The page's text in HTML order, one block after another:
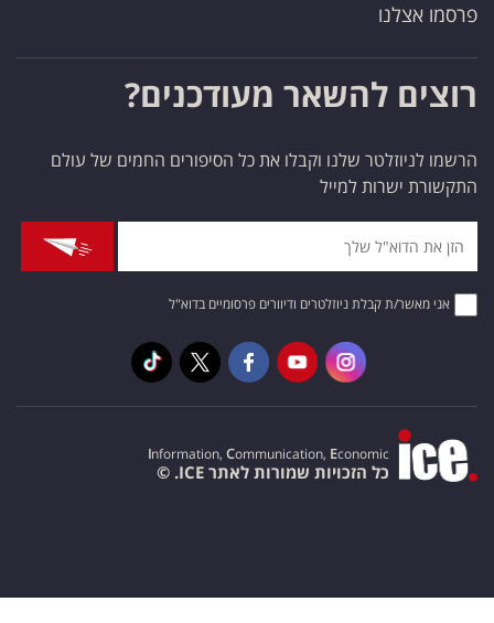
פרסמו אצלנו
רוצים להשאר מעודכנים?
הרשמו לניוזלטר שלנו וקבלו את כל הסיפורים החמים של עולם
התקשורת ישרות למייל
אני מאשר/ת קבלת ניוזלטרים ודיוורים פרסומיים בדוא"ל
Information, Communication, Economic
כל הזכויות שמורות לאתר ICE. ©